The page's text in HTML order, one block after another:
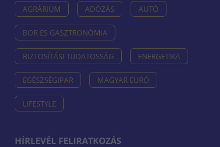
AGRÁRIUM ADÓZÁS AUTÓ
BOR ÉS GASZTRONÓMIA
BIZTOSÍTÁSI TUDATOSSÁG ENERGETIKA
EGÉSZSÉGIPAR MAGYAR EURÓ
LIFESTYLE
HÍRLEVÉL FELIRATKOZÁS